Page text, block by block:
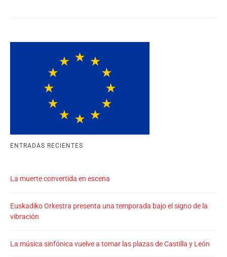
ENTRADAS RECIENTES
La muerte convertida en escena
Euskadiko Orkestra presenta una temporada bajo el signo de la
vibración
La música sinfónica vuelve a tomar las plazas de Castilla y León